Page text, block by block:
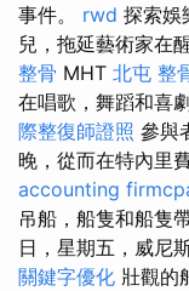
事件。 rwd 探索娛
兒，拖延藝術家在
整骨 MHT 北屯 整
在唱歌，舞蹈和喜
際整復師證照 參與
晚，從而在特內里
accounting
吊船，船隻和船隻
日，星期五，威尼
關鍵字優化 壯觀的